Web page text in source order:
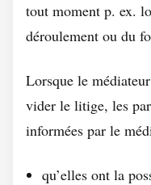
tout moment p. ex.
déroulement ou du
Lorsque le
vider le litige, les
informées par le
qu’elles ont la